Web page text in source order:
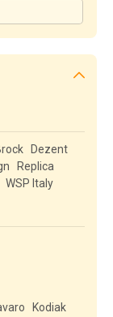
Dezent
Replica
WSP Italy
Kodiak